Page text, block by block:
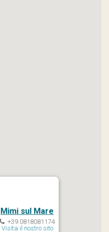
Mimi sul Mare
+39.0818081174
Visita il nostro sito